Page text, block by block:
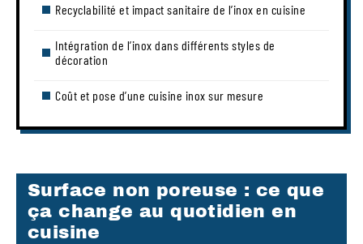
Recyclabilité et impact sanitaire de l’inox en cuisine
Intégration de l’inox dans différents styles de
décoration
Coût et pose d’une cuisine inox sur mesure
Surface non poreuse : ce que
ça change au quotidien en
cuisine